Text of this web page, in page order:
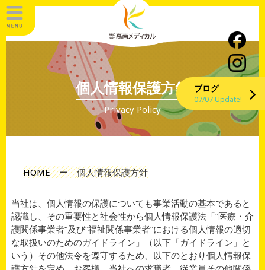
個人情報保護方針
Privacy Policy
HOMEー個人情報保護方針
当社は、個人情報の保護についても事業活動の基本であると
認識し、その重要性と社会性から個人情報保護法「“医療・介
護関係事業者”及び“福祉関係事業者”における個人情報の適切
な取扱いのためのガイドライン」（以下「ガイドライン」と
いう）その他法令を遵守するため、以下のとおり個人情報保
ブログ
07/07 Update!